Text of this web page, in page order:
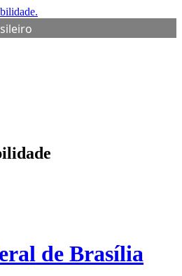
de Brasília